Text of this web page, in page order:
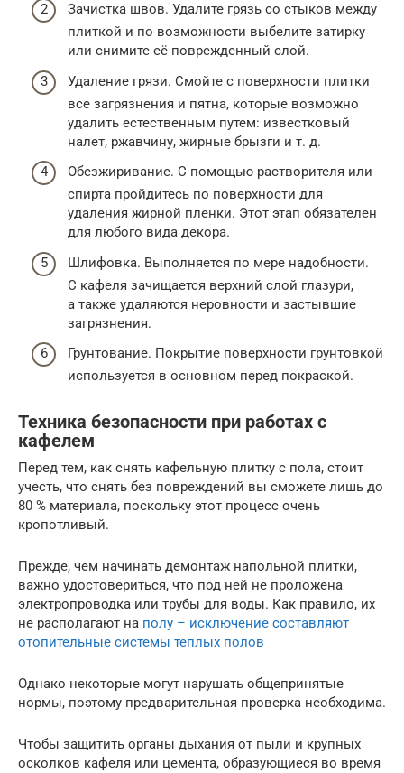
Зачистка швов. Удалите грязь со стыков между
плиткой и по возможности выбелите затирку
или снимите её поврежденный слой.
Удаление грязи. Смойте с поверхности плитки
все загрязнения и пятна, которые возможно
удалить естественным путем: известковый
налет, ржавчину, жирные брызги и т. д.
Обезжиривание. С помощью растворителя или
спирта пройдитесь по поверхности для
удаления жирной пленки. Этот этап обязателен
для любого вида декора.
Шлифовка. Выполняется по мере надобности.
С кафеля зачищается верхний слой глазури,
а также удаляются неровности и застывшие
загрязнения.
Грунтование. Покрытие поверхности грунтовкой
используется в основном перед покраской.
Техника безопасности при работах с
кафелем
Перед тем, как снять кафельную плитку с пола, стоит
учесть, что снять без повреждений вы сможете лишь до
80 % материала, поскольку этот процесс очень
кропотливый.
Прежде, чем начинать демонтаж напольной плитки,
важно удостовериться, что под ней не проложена
электропроводка или трубы для воды. Как правило, их
не располагают на полу – исключение составляют
отопительные системы теплых полов
Однако некоторые могут нарушать общепринятые
нормы, поэтому предварительная проверка необходима.
Чтобы защитить органы дыхания от пыли и крупных
осколков кафеля или цемента, образующиеся во время